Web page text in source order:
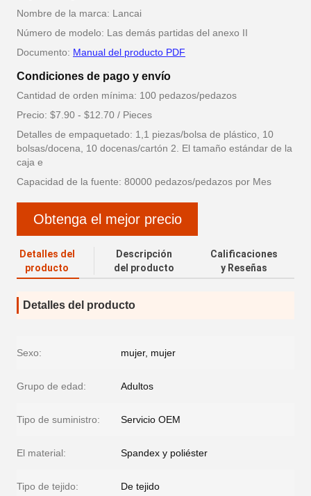
Nombre de la marca: Lancai
Número de modelo: Las demás partidas del anexo II
Documento: Manual del producto PDF
Condiciones de pago y envío
Cantidad de orden mínima: 100 pedazos/pedazos
Precio: $7.90 - $12.70 / Pieces
Detalles de empaquetado: 1,1 piezas/bolsa de plástico, 10
bolsas/docena, 10 docenas/cartón 2. El tamaño estándar de la
caja e
Capacidad de la fuente: 80000 pedazos/pedazos por Mes
Obtenga el mejor precio
Detalles del
producto
Descripción
del producto
Calificaciones
y Reseñas
Detalles del producto
Sexo: mujer, mujer
Grupo de edad: Adultos
Tipo de suministro: Servicio OEM
El material: Spandex y poliéster
Tipo de tejido: De tejido